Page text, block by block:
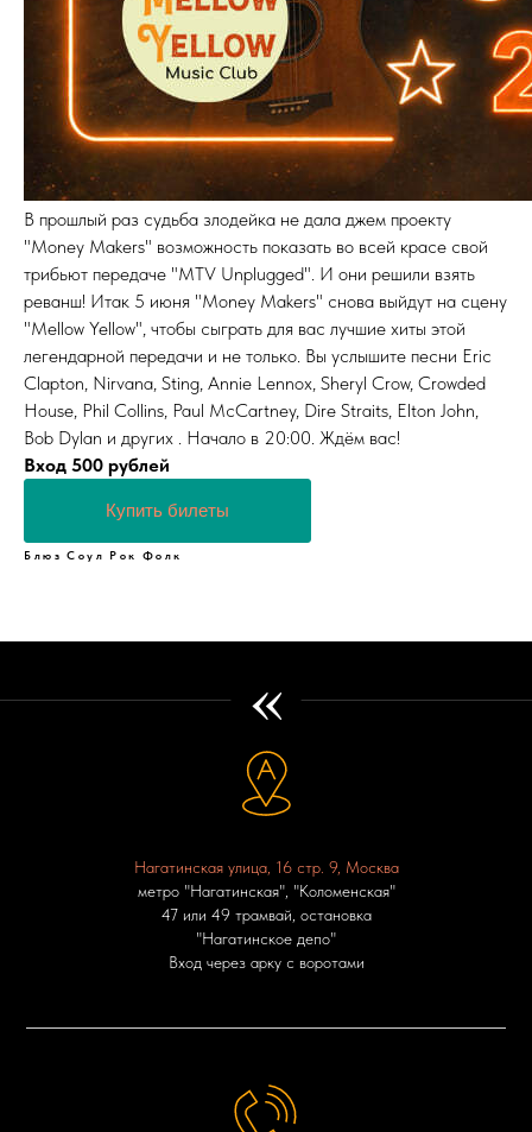
В прошлый раз судьба злодейка не дала джем проекту
"Money Makers" возможность показать во всей красе свой
трибьют передаче "MTV Unplugged". И они решили взять
реванш! Итак 5 июня "Money Makers" снова выйдут на сцену
"Mellow Yellow", чтобы сыграть для вас лучшие хиты этой
легендарной передачи и не только. Вы услышите песни Eric
Clapton, Nirvana, Sting, Annie Lennox, Sheryl Crow, Crowded
House, Phil Collins, Paul McCartney, Dire Straits, Elton John,
Bob Dylan и других . Начало в 20:00. Ждём вас!
Вход 500 рублей
Купить билеты
Блюз Соул Рок Фолк
«
Нагатинская улица, 16 стр. 9, Москва
метро "Нагатинская", "Коломенская"
47 или 49 трамвай, остановка
"Нагатинское депо"
Вход через арку с воротами